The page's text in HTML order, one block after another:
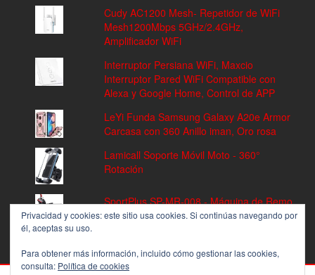
Privacidad y cookies: este sitio usa cookies. Si continúas navegando por
él, aceptas su uso.
Para obtener más información, incluido cómo gestionar las cookies,
consulta: Política de cookies
Cudy AC1200 Mesh- Repetidor de WiFi
Mesh1200Mbps 5GHz/2.4GHz,
Amplificador WiFi
Interruptor Persiana WiFi, Maxcio
Interruptor Pared WiFi Compatible con
Alexa y Google Home, Control de APP
LeYi Funda Samsung Galaxy A20e Armor
Carcasa con 360 Anillo iman, Oro rosa
Lamicall Soporte Móvil Moto - 360°
Rotación
SportPlus SP-MR-008 - Máquina de Remo
Fitness, Volante de Inercia de 8 kg, 8